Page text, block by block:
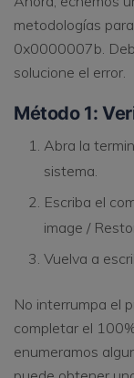
metodologías
0x0000007b.
solucione el error.
Método 1:
Abra la
sistema.
Escriba el
image /
Vuelva a
No interrumpa el
completar el
enumeramos